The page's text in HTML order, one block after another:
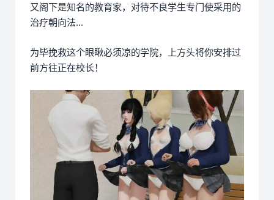
又阁下是知名的教育家，对待不良学生专门使采用的
治疗朝向法...
为毕挽救这个眼瞅必须凉的学院，上方头将你安排过
前方往正在校长！